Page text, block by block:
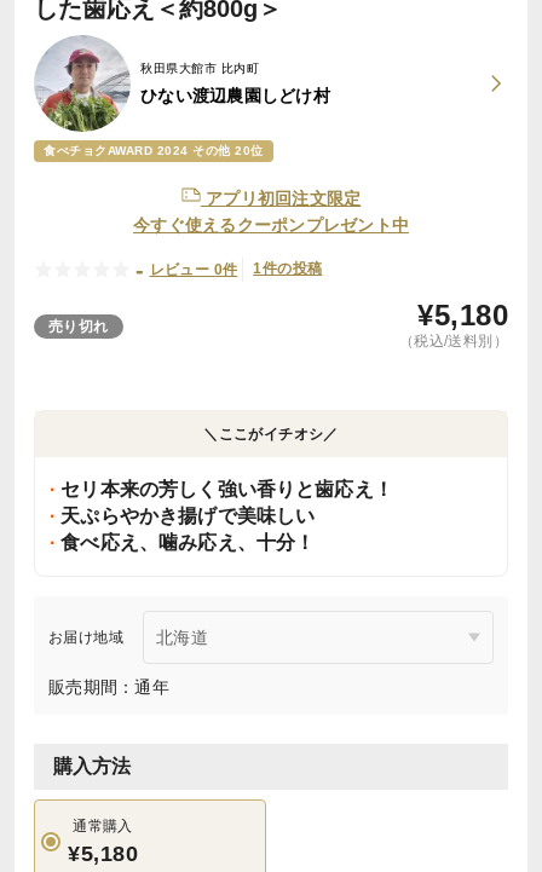
した歯応え＜約800g＞
秋田県大館市 比内町
ひない渡辺農園しどけ村
食べチョクAWARD 2024 その他 20位
アプリ初回注文限定
今すぐ使えるクーポンプレゼント中
- レビュー 0件 1件の投稿
売り切れ ¥5,180
（税込/送料別）
＼ここがイチオシ／
セリ本来の芳しく強い香りと歯応え！
天ぷらやかき揚げで美味しい
食べ応え、噛み応え、十分！
お届け地域
販売期間：通年
購入方法
通常購入
¥5,180